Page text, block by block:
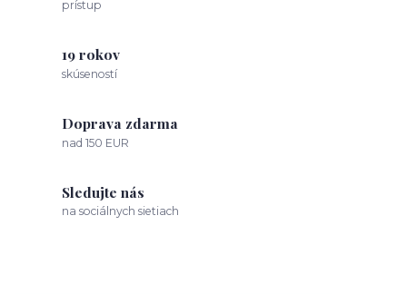
prístup
19 rokov
skúseností
Doprava zdarma
nad 150 EUR
Sledujte nás
na sociálnych sietiach